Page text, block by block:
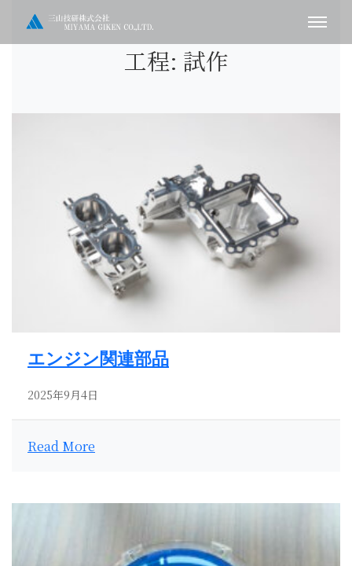
content
工程: 試作
エンジン関連部品
2025年9月4日
Read More